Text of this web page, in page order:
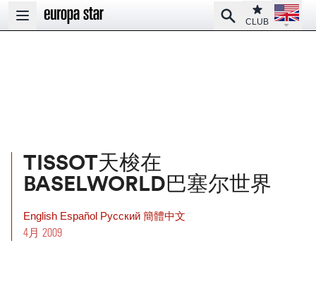
Open main menu
SearchClub
CLUB
Open
TISSOT天梭在
BASELWORLD巴塞尔世界
English Español Pусский 簡體中文
4月 2009